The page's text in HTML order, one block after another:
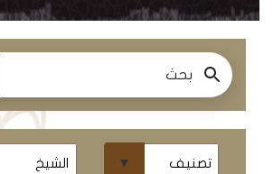
والمحاضرات
الدروس
ومحاضرات
المباشر